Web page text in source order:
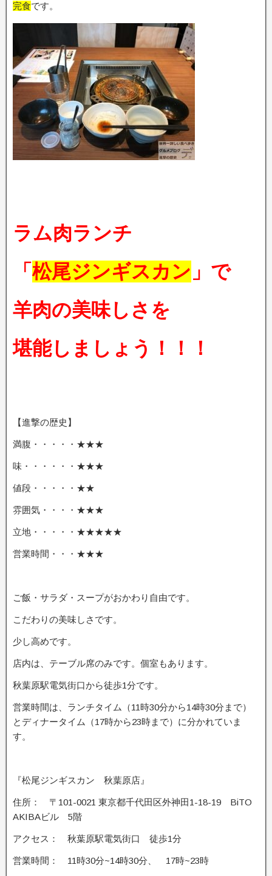
完食です。
ラム肉ランチ
「 松尾ジンギスカン 」で
羊肉の美味しさを
堪能しましょう！！！
【進撃の歴史】
満腹・・・・・★★★
味・・・・・・★★★
値段・・・・・★★
雰囲気・・・・★★★
立地・・・・・★★★★★
営業時間・・・★★★
ご飯・サラダ・スープがおかわり自由です。
こだわりの美味しさです。
少し高めです。
店内は、テーブル席のみです。個室もあります。
秋葉原駅電気街口から徒歩1分です。
営業時間は、ランチタイム（11時30分から14時30分まで）
とディナータイム（17時から23時まで）に分かれていま
す。
『松尾ジンギスカン 秋葉原店』
住所： 〒101-0021 東京都千代田区外神田1-18-19 BiTO
AKIBAビル 5階
アクセス： 秋葉原駅電気街口 徒歩1分
営業時間： 11時30分~14時30分、 17時~23時